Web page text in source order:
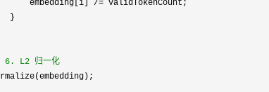
embedding[i]
/= validTokenCount;
}
6. L2 归一化